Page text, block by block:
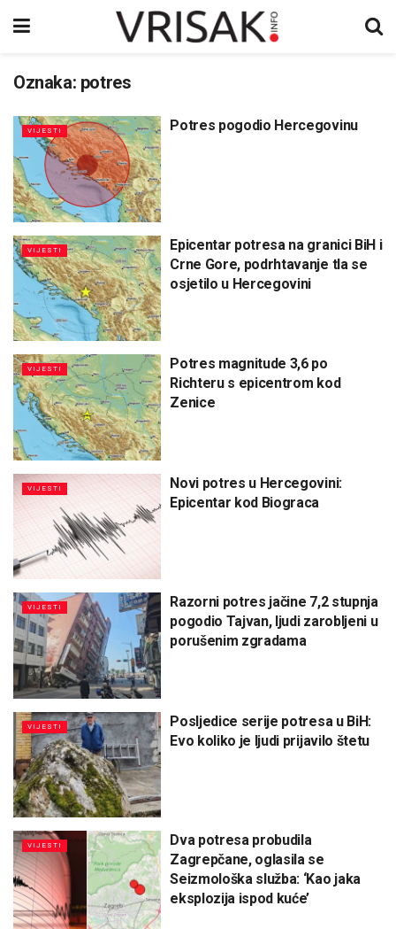
Oznaka: potres
VIJESTI Potres pogodio Hercegovinu
VIJESTI
Epicentar potresa na granici BiH i
Crne Gore, podrhtavanje tla se
osjetilo u Hercegovini
VIJESTI
Potres magnitude 3,6 po
Richteru s epicentrom kod
Zenice
VIJESTI
Novi potres u Hercegovini:
Epicentar kod Biograca
VIJESTI
Razorni potres jačine 7,2 stupnja
pogodio Tajvan, ljudi zarobljeni u
porušenim zgradama
VIJESTI
Posljedice serije potresa u BiH:
Evo koliko je ljudi prijavilo štetu
VIJESTI
Dva potresa probudila
Zagrepčane, oglasila se
Seizmološka služba: ‘Kao jaka
eksplozija ispod kuće’